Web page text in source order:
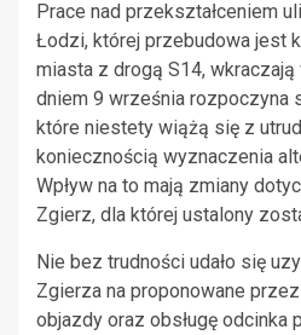
Prace nad przekształceniem
Łodzi, której przebudowa jest
miasta z drogą S14, wkraczają
dniem 9 września rozpoczyna
które niestety wiążą się z
koniecznością wyznaczenia
Wpływ na to mają zmiany
Zgierz, dla której ustalony
Nie bez trudności udało się
Zgierza na proponowane
objazdy oraz obsługę odcinka